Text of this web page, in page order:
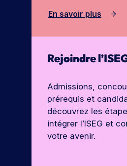
En savoir plus
Rejoindre
Admissions,
prérequis et
découvrez les
intégrer l’ISEG et
votre avenir.